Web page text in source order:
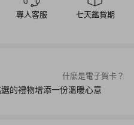
專人客服 七天鑑賞期
什麼是電子賀卡？
的禮物增添一份溫暖心意